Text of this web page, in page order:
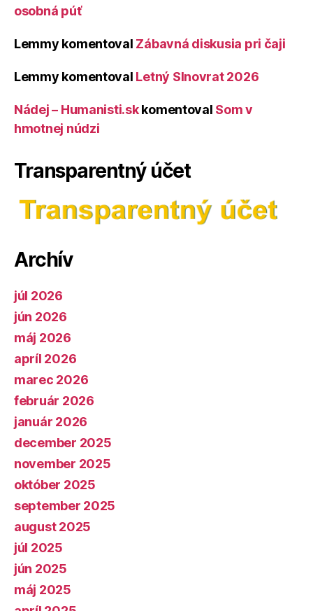
osobná púť
Lemmy komentoval Zábavná diskusia pri čaji
Lemmy komentoval Letný Slnovrat 2026
Nádej – Humanisti.skkomentoval Som v
hmotnej núdzi
Transparentný účet
Archív
júl 2026
jún 2026
máj 2026
apríl 2026
marec 2026
február 2026
január 2026
december 2025
november 2025
október 2025
september 2025
august 2025
júl 2025
jún 2025
máj 2025